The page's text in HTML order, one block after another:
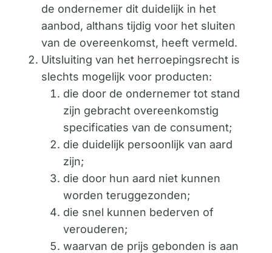
de ondernemer dit duidelijk in het
aanbod, althans tijdig voor het sluiten
van de overeenkomst, heeft vermeld.
Uitsluiting van het herroepingsrecht is
slechts mogelijk voor producten:
die door de ondernemer tot stand
zijn gebracht overeenkomstig
specificaties van de consument;
die duidelijk persoonlijk van aard
zijn;
die door hun aard niet kunnen
worden teruggezonden;
die snel kunnen bederven of
verouderen;
waarvan de prijs gebonden is aan